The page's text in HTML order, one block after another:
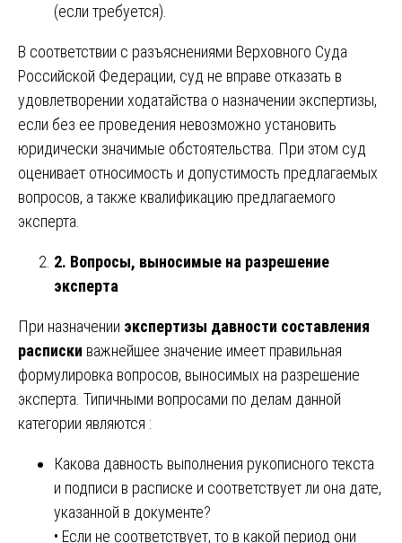
(если требуется).
В соответствии с разъяснениями Верховного Суда
Российской Федерации, суд не вправе отказать в
удовлетворении ходатайства о назначении экспертизы,
если без ее проведения невозможно установить
юридически значимые обстоятельства. При этом суд
оценивает относимость и допустимость предлагаемых
вопросов, а также квалификацию предлагаемого
эксперта.
2. Вопросы, выносимые на разрешение
эксперта
При назначении экспертизы давности составления
расписки важнейшее значение имеет правильная
формулировка вопросов, выносимых на разрешение
эксперта. Типичными вопросами по делам данной
категории являются :
Какова давность выполнения рукописного текста
и подписи в расписке и соответствует ли она дате,
указанной в документе?
• Если не соответствует, то в какой период они